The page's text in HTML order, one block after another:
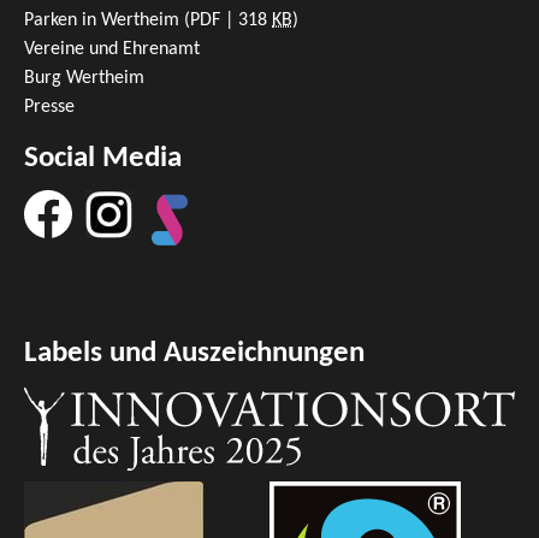
Parken in Wertheim (PDF | 318 KB)
Vereine und Ehrenamt
Burg Wertheim
Presse
Social Media
Labels und Auszeichnungen